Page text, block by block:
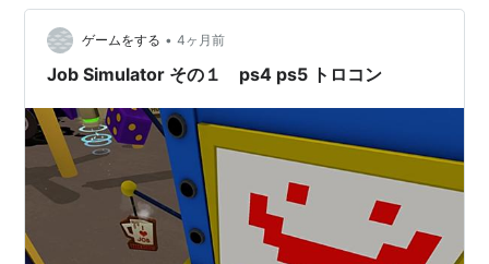
ゲームをする • 4ヶ月前
Job Simulator その１ ps4 ps5 トロコン